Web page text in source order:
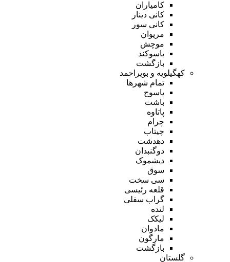
کامیاران
کانی دینار
کانی سور
مریوان
موچش
یاسوکند
بازگشت
کهگیلویه و بویراحمد
تمام شهر‌ها
یاسوج
باشت
پاتاوه
چرام
چیتاب
دهدشت
دوگنبدان
دیشموک
سوق
سی سخت
قلعه رئیسی
گراب سفلی
لنده
لیکک
مادوان
مارگون
بازگشت
گلستان